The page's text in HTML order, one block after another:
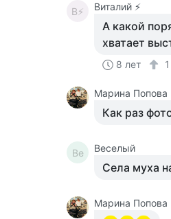
В⚡ Виталий ⚡️
А какой
хватает
8 лет 1
Марина Попова
Как раз
Ве Веселый
Села муха
Марина Попова